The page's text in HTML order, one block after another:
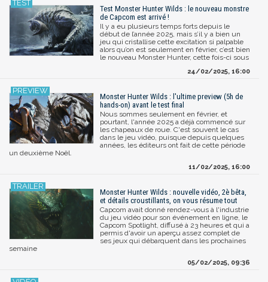
Test Monster Hunter Wilds : le nouveau monstre
de Capcom est arrivé !
Il y a eu plusieurs temps forts depuis le
début de l’année 2025, mais s’il y a bien un
jeu qui cristallise cette excitation si palpable
alors qu’on est seulement en février, c’est bien
le nouveau Monster Hunter, cette fois-ci sous
24/02/2025, 16:00
Monster Hunter Wilds : l'ultime preview (5h de
hands-on) avant le test final
Nous sommes seulement en février, et
pourtant, l'année 2025 a déjà commencé sur
les chapeaux de roue. C'est souvent le cas
dans le jeu vidéo, puisque depuis quelques
années, les éditeurs ont fait de cette période
un deuxième Noël.
11/02/2025, 16:00
Monster Hunter Wilds : nouvelle vidéo, 2è bêta,
et détails croustillants, on vous résume tout
Capcom avait donné rendez-vous à l'industrie
du jeu vidéo pour son événement en ligne, le
Capcom Spotlight, diffusé à 23 heures et qui a
permis d'avoir un aperçu assez complet de
ses jeux qui débarquent dans les prochaines
semaine
05/02/2025, 09:36